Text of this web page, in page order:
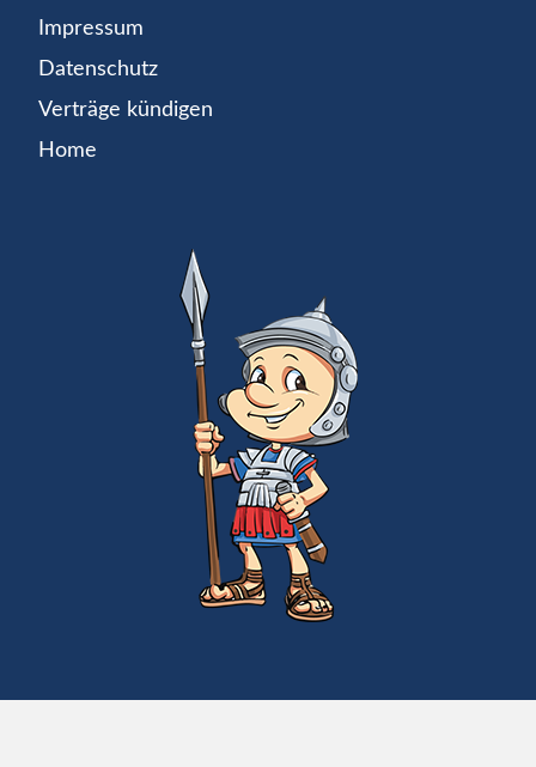
Impressum
Datenschutz
Verträge kündigen
Home